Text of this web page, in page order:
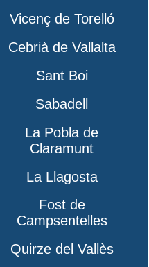
Vicenç de Torelló
Cebrià de Vallalta
Sant Boi
Sabadell
La Pobla de
Claramunt
La Llagosta
Fost de
Campsentelles
Quirze del Vallès